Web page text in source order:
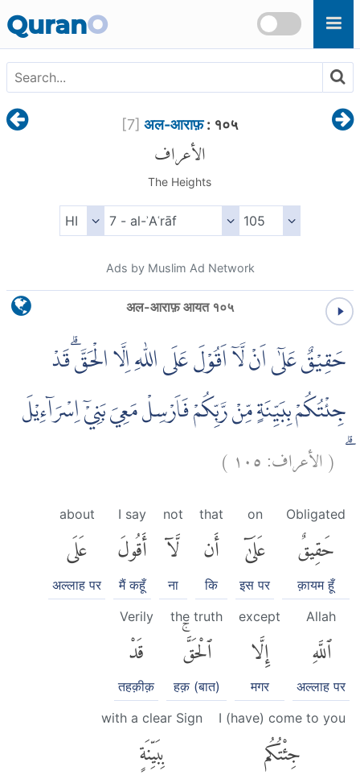
QuranO
[7] अल-आराफ़: १०५
الأعراف
The Heights
Ads by Muslim Ad Network
अल-आराफ़ आयत १०५
حَقِيْقٌ عَلٰٓى اَنْ لَّآ اَقُوْلَ عَلَى اللّٰهِ اِلَّا الْحَقَّۗ قَدْ
جِئْتُكُمْ بِبَيِّنَةٍ مِّنْ رَّبِّكُمْ فَاَرْسِلْ مَعِيَ بَنِيْٓ اِسْرَاۤءِيْلَ
(الأعراف:١٠٥ )
Obligated
حَقِيقٌ
क़ायम हूँ
on
عَلَىٰٓ
इस पर
that
أَن
कि
not
لَّآ
ना
I say
أَقُولَ
मैं कहूँ
about
عَلَى
अल्लाह पर
Allah
ٱللَّهِ
अल्लाह पर
except
إِلَّا
मगर
the truth
ٱلْحَقَّۚ
हक़ (बात)
Verily
قَدْ
तहक़ीक़
I (have) come to you
جِئْتُكُم
with a clear Sign
بِبَيِّنَةٍ